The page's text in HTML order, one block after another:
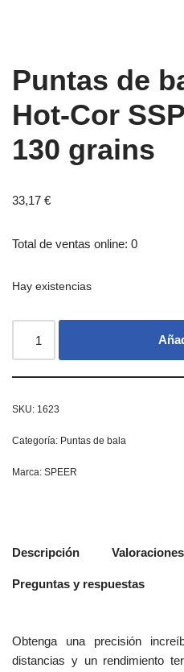
Puntas de
Hot-Cor
130 grains
33,17 €
Total de ventas online: 0
Hay existencias
SKU: 1623
Categoría: Puntas de bala
Marca: SPEER
Descripción
Preguntas y respuestas
Obtenga una precisión
distancias y un rendimiento